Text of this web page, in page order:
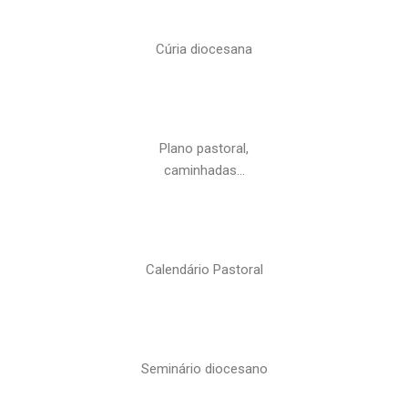
Cúria diocesana
Plano pastoral,
caminhadas…
Calendário Pastoral
Seminário diocesano